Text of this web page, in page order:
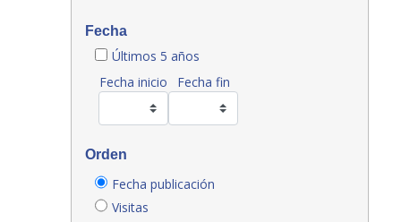
Fecha
Últimos 5 años
Fecha inicio
Fecha fin
Orden
Fecha publicación
Visitas